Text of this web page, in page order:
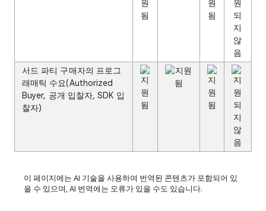
서드 파티 구매자의 프로그
래매틱 수요(Authorized
Buyer, 공개 입찰자, SDK 입
찰자)
이 페이지에는 AI 기술을 사용하여 번역된 콘텐츠가 포함되어 있
을 수 있으며, AI 번역에는 오류가 있을 수도 있습니다.